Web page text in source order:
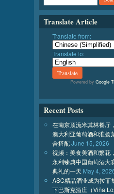
Translate Article
Translate from:
Translate to:
Powered by Google
Recent Posts
在南京顶流米其林餐厅
澳大利亚葡萄酒和淮扬
合搭配June 15, 2026
视频：美食美酒和繁花
永利臻典中国葡萄酒大
典礼的一天 May 4,
ASC精品酒业成为拉菲
下巴斯克酒庄（Viña